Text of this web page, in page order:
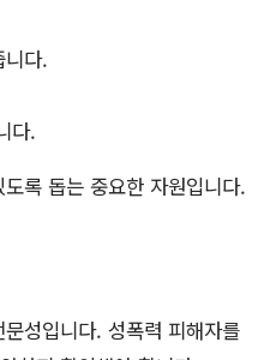
다.
다.
록 돕는 중요한 자원입니다.
성입니다. 성폭력 피해자를